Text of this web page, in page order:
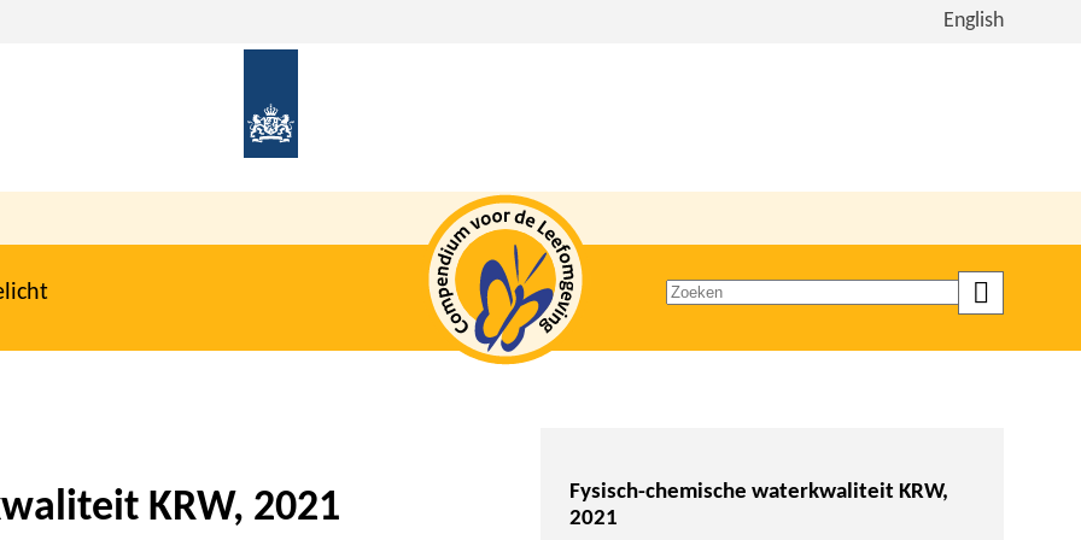
Bekijk
English
Zoeken
KRW, 2021
Fysisch-chemische waterkwaliteit KRW,
2021